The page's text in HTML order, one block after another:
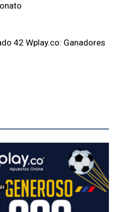
42 Wplay.co: Ganadores